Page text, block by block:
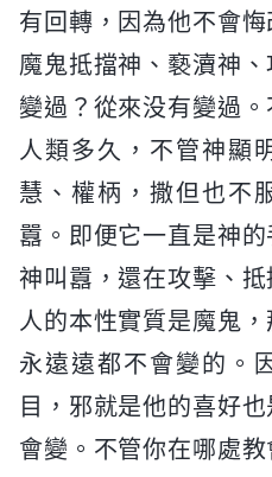
有回轉，因為他不會
魔鬼抵擋神、褻瀆神
變過？從來没有變過
人類多久，不管神顯
慧、權柄，撒但也不
囂。即便它一直是神
神叫囂，還在攻擊、
人的本性實質是魔鬼
永遠遠都不會變的。
目，邪就是他的喜好
會變。不管你在哪處